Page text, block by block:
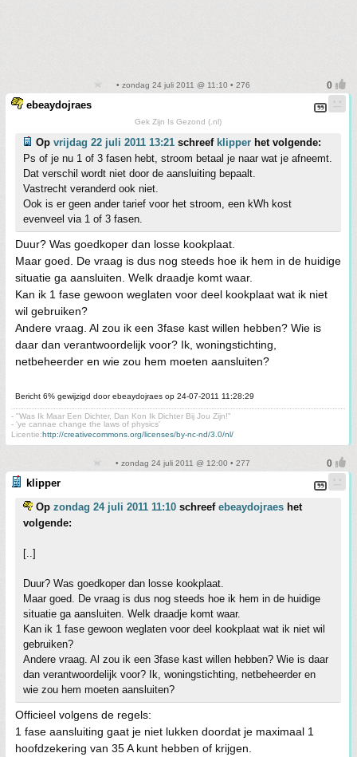
• zondag 24 juli 2011 @ 11:10 • 276
ebeaydojraes
Gek Zijn Is Gezond (.nl)
Op vrijdag 22 juli 2011 13:21 schreef klipper het volgende:
Ps of je nu 1 of 3 fasen hebt, stroom betaal je naar wat je afneemt.
Dat verschil wordt niet door de aansluiting bepaalt.
Vastrecht veranderd ook niet.
Ook is er geen ander tarief voor het stroom, een kWh kost
evenveel via 1 of 3 fasen.
Duur? Was goedkoper dan losse kookplaat.
Maar goed. De vraag is dus nog steeds hoe ik hem in de huidige
situatie ga aansluiten. Welk draadje komt waar.
Kan ik 1 fase gewoon weglaten voor deel kookplaat wat ik niet
wil gebruiken?
Andere vraag. Al zou ik een 3fase kast willen hebben? Wie is
daar dan verantwoordelijk voor? Ik, woningstichting,
netbeheerder en wie zou hem moeten aansluiten?
Bericht 6% gewijzigd door ebeaydojraes op 24-07-2011 11:28:29
- "Was Ik Maar Een Dichter, Dan Kon Ik Dichter Bij Jou Zijn!"
- 'ye cannae change the laws of physics'
Licentie:http://creativecommons.org/licenses/by-nc-nd/3.0/nl/
• zondag 24 juli 2011 @ 12:00 • 277
klipper
Op zondag 24 juli 2011 11:10 schreef ebeaydojraes het
volgende:
[..]
Duur? Was goedkoper dan losse kookplaat.
Maar goed. De vraag is dus nog steeds hoe ik hem in de huidige
situatie ga aansluiten. Welk draadje komt waar.
Kan ik 1 fase gewoon weglaten voor deel kookplaat wat ik niet wil
gebruiken?
Andere vraag. Al zou ik een 3fase kast willen hebben? Wie is daar
dan verantwoordelijk voor? Ik, woningstichting, netbeheerder en
wie zou hem moeten aansluiten?
Officieel volgens de regels:
1 fase aansluiting gaat je niet lukken doordat je maximaal 1
hoofdzekering van 35 A kunt hebben of krijgen.